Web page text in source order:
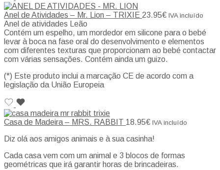
Anel de Atividades – Mr. Lion – TRIXIE 23.95€ IVA incluído
Anel de atividades Leão
Contém um espelho, um mordedor em silicone para o bebé
levar à boca na fase oral do desenvolvimento e elementos
com diferentes texturas que proporcionam ao bebé contactar
com várias sensações. Contém ainda um guizo.
(*) Este produto inclui a marcação CE de acordo com a
legislação da União Europeia
Casa de Madeira – MRS. RABBIT 18.95€ IVA incluído
Diz olá aos amigos animais e à sua casinha!
Cada casa vem com um animal e 3 blocos de formas
geométricas que irá garantir horas de brincadeiras.